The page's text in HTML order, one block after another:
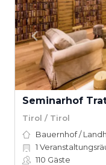
Seminarhof
Tirol / Tirol
Bauernhof /
1
110 Gäste